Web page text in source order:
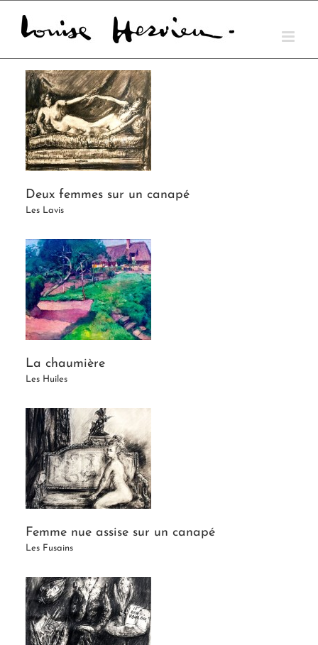
content
Deux femmes sur un canapé
Les Lavis
La chaumière
Les Huiles
Femme nue assise sur un canapé
Les Fusains